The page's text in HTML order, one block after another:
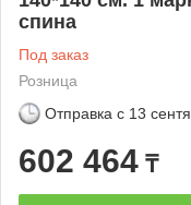
спина
Под заказ
Розница
Отправка с 13
602 464 ₸